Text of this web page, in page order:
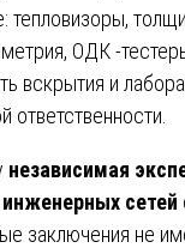
тепловизоры,
ОДК -
вскрытия и
ответственности.
независимая
сетей
заключения не